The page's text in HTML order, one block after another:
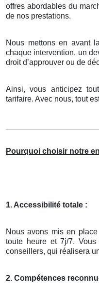
offres abordables du
de nos prestations.
Nous mettons en avant
chaque intervention, un
droit d’approuver ou de
Ainsi, vous anticipez
tarifaire. Avec nous, tout
Pourquoi choisir notre
1. Accessibilité totale :
Nous avons mis en
toute heure et 7j/7.
conseillers, qui réalisera
2. Compétences